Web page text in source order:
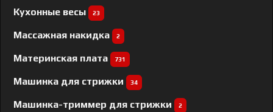
Кухонные весы 23
Массажная накидка 2
Материнская плата 731
Машинка для стрижки 34
Машинка-триммер для стрижки 2